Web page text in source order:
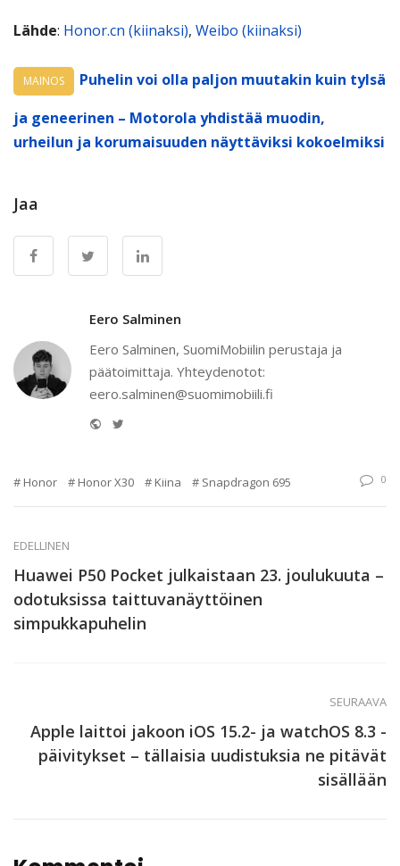
Lähde: Honor.cn (kiinaksi), Weibo (kiinaksi)
MAINOS
Puhelin voi olla paljon muutakin kuin tylsä
ja geneerinen – Motorola yhdistää muodin,
urheilun ja korumaisuuden näyttäviksi kokoelmiksi
Jaa
Eero Salminen
Eero Salminen, SuomiMobiilin perustaja ja
päätoimittaja. Yhteydenotot:
eero.salminen@suomimobiili.fi
Website
Honor Honor X30 Kiina Snapdragon 695 0
EDELLINEN
Huawei P50 Pocket julkaistaan 23. joulukuuta –
odotuksissa taittuvanäyttöinen
simpukkapuhelin
SEURAAVA
Apple laittoi jakoon iOS 15.2- ja watchOS 8.3 -
päivitykset – tällaisia uudistuksia ne pitävät
sisällään